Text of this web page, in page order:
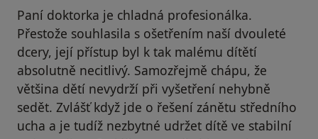
Paní doktorka je chladná profesionálka.
Přestože souhlasila s ošetřením naší dvouleté
dcery, její přístup byl k tak malému dítětí
absolutně necitlivý. Samozřejmě chápu, že
většina dětí nevydrží při vyšetření nehybně
sedět. Zvlášť když jde o řešení zánětu středního
ucha a je tudíž nezbytné udržet dítě ve stabilní